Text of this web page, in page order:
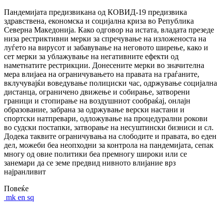
Пандемијата предизвикана од КОВИД-19 предизвика
здравствена, економска и социјална криза во Република
Северна Македонија. Како одговор на истата, владата презеде
низа рестриктивни мерки за спречување на изложеноста на
луѓето на вирусот и забавување на неговото ширење, како и
сет мерки за ублажување на негативните ефекти од
наметнатите рестрикции. Донесените мерки во значителна
мера влијаеа на ограничувањето на правата на граѓаните,
вклучувајќи воведување полициски час, одржување социјална
дистанца, ограничено движење и собирање, затворени
граници и стопирање на воздушниот сообраќај, онлајн
образование, забрана за одржување верски настани и
спортски натпревари, одложување на процедурални рокови
во судски постапки, затворање на несуштински бизниси и сл.
Додека таквите ограничувања на слободите и правата, во еден
дел, можеби беа неопходни за контрола на пандемијата, сепак
многу од овие политики беа премногу широки или се
занемари да се земе предвид нивното влијание врз
најранливит
Повеќе
mk en sq